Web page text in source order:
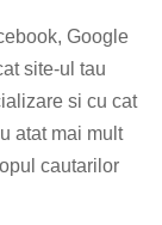
Google
site-ul tau
si cu cat
atat mai mult
cautarilor